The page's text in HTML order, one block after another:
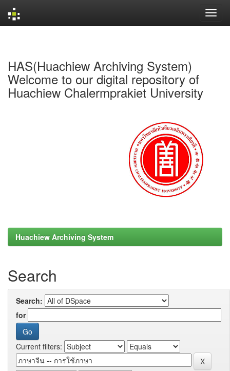
HAS(Huachiew Archiving System)
Welcome to our digital repository of
Huachiew Chalermprakiet University
Huachiew Archiving System
Search
Search:
for
Current filters: